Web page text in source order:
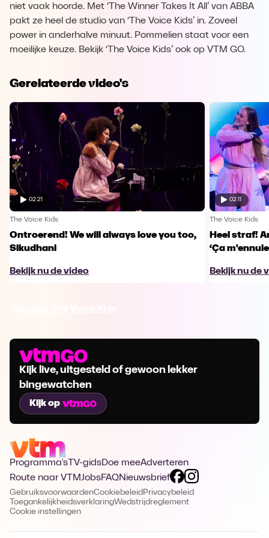
niet vaak hoorde. Met ‘The Winner Takes It All’ van ABBA
pakt ze heel de studio van ‘The Voice Kids’ in. Zoveel
power in anderhalve minuut. Pommelien staat voor een
moeilijke keuze. Bekijk ‘The Voice Kids’ ook op VTM GO.
Gerelateerde video's
02:21
The Voice Kids
Ontroerend! We will always love you too,
Sikudhani
Bekijk nu de video
02:11
The Voice Kids
Heel straf!
‘Ça
Bekijk nu de
Kijk live, uitgesteld of gewoon lekker
bingewatchen
Kijk op
Programma's TV-gidsDoe meeAdverteren
Route naar VTMJobsFAQNieuwsbrief
GebruiksvoorwaardenCookiebeleid Privacybeleid
ToegankelijkheidsverklaringWedstrijdreglement
Cookie instellingen